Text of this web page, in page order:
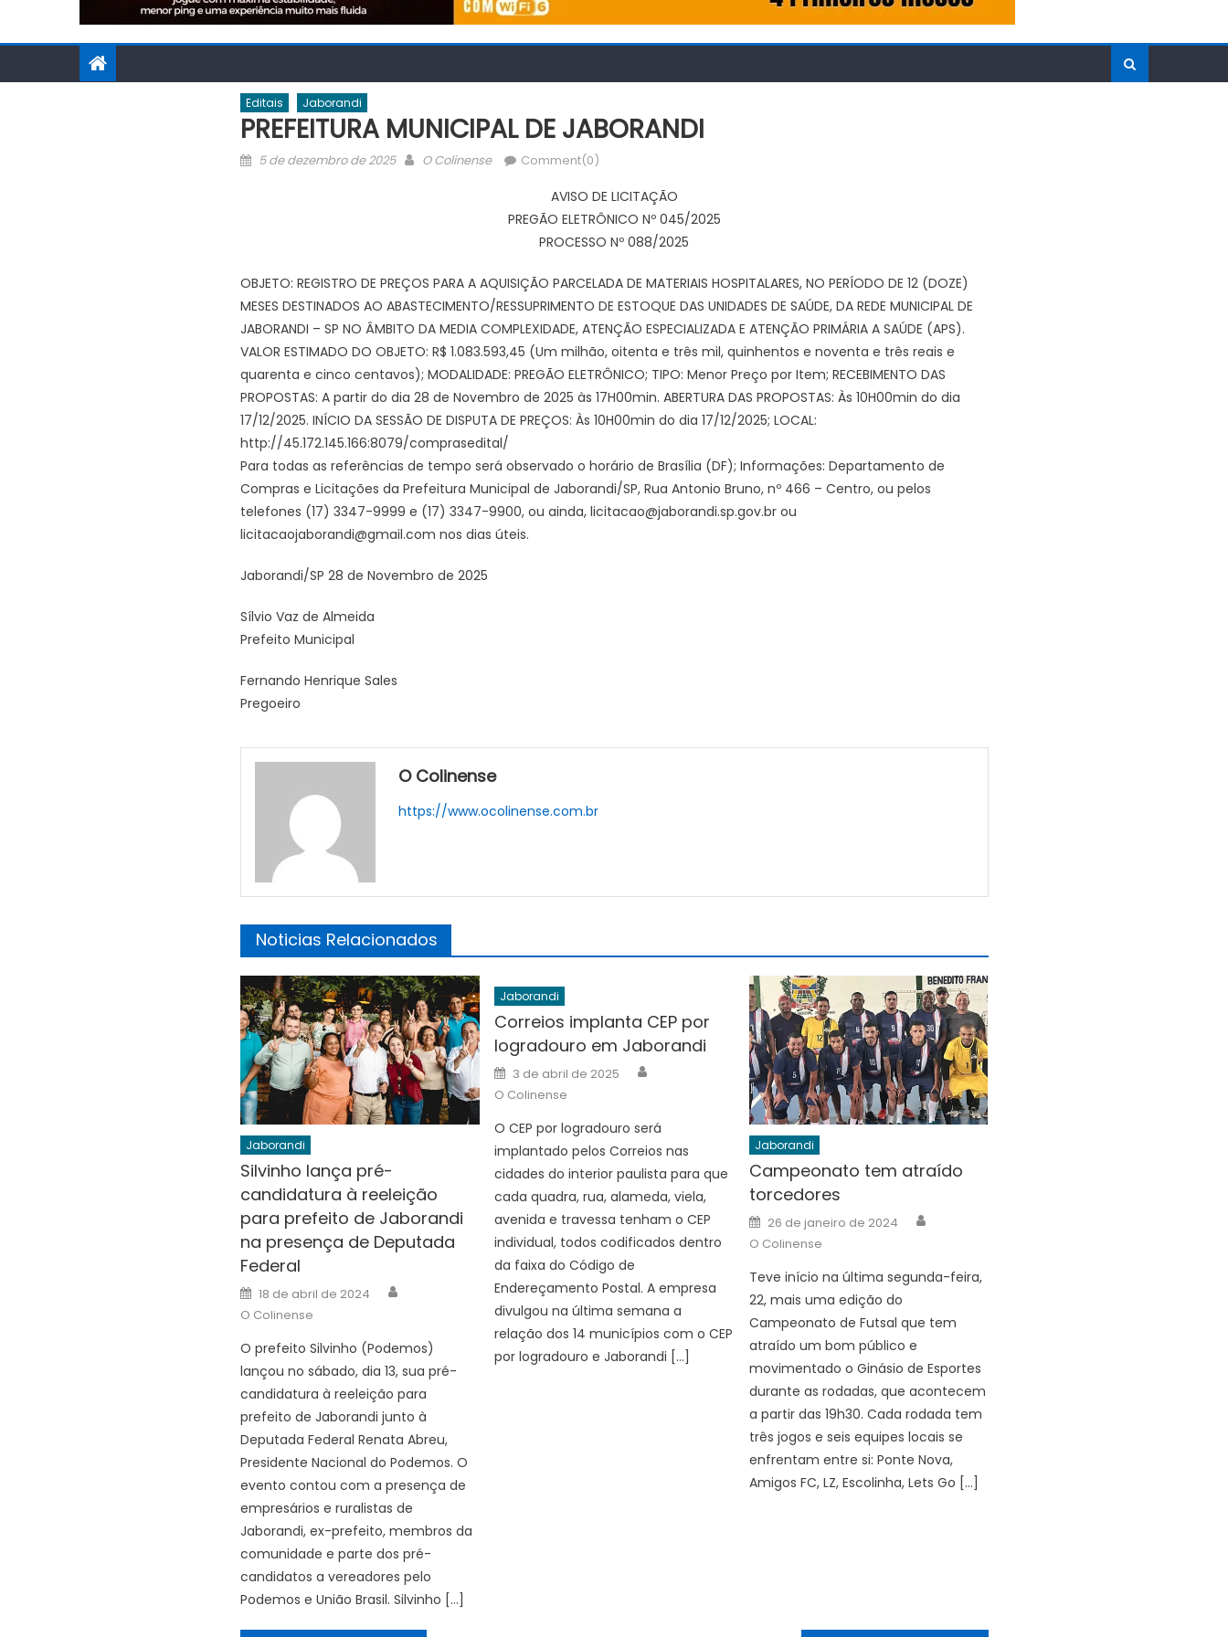
Editais Jaborandi
PREFEITURA MUNICIPAL DE JABORANDI
Posted
5 de dezembro de 2025 Author
O Colinense Comment(0)
AVISO DE LICITAÇÃO
PREGÃO ELETRÔNICO Nº 045/2025
PROCESSO Nº 088/2025
OBJETO: REGISTRO DE PREÇOS PARA A AQUISIÇÃO PARCELADA DE MATERIAIS HOSPITALARES, NO PERÍODO DE 12 (DOZE)
MESES DESTINADOS AO ABASTECIMENTO/RESSUPRIMENTO DE ESTOQUE DAS UNIDADES DE SAÚDE, DA REDE MUNICIPAL DE
JABORANDI – SP NO ÂMBITO DA MEDIA COMPLEXIDADE, ATENÇÃO ESPECIALIZADA E ATENÇÃO PRIMÁRIA A SAÚDE (APS).
VALOR ESTIMADO DO OBJETO: R$ 1.083.593,45 (Um milhão, oitenta e três mil, quinhentos e noventa e três reais e
quarenta e cinco centavos); MODALIDADE: PREGÃO ELETRÔNICO; TIPO: Menor Preço por Item; RECEBIMENTO DAS
PROPOSTAS: A partir do dia 28 de Novembro de 2025 às 17H00min. ABERTURA DAS PROPOSTAS: Às 10H00min do dia
17/12/2025. INÍCIO DA SESSÃO DE DISPUTA DE PREÇOS: Às 10H00min do dia 17/12/2025; LOCAL:
http://45.172.145.166:8079/comprasedital/
Para todas as referências de tempo será observado o horário de Brasília (DF); Informações: Departamento de
Compras e Licitações da Prefeitura Municipal de Jaborandi/SP, Rua Antonio Bruno, nº 466 – Centro, ou pelos
telefones (17) 3347-9999 e (17) 3347-9900, ou ainda, licitacao@jaborandi.sp.gov.br ou
licitacaojaborandi@gmail.com nos dias úteis.
Jaborandi/SP 28 de Novembro de 2025
Sílvio Vaz de Almeida
Prefeito Municipal
Fernando Henrique Sales
Pregoeiro
O Colinense
https://www.ocolinense.com.br
Noticias Relacionados
Jaborandi
Silvinho lança pré-
candidatura à reeleição
para prefeito de Jaborandi
na presença de Deputada
Federal
Posted
on
18 de abril de 2024
O Colinense
O prefeito Silvinho (Podemos)
lançou no sábado, dia 13, sua pré-
candidatura à reeleição para
prefeito de Jaborandi junto à
Deputada Federal Renata Abreu,
Presidente Nacional do Podemos. O
evento contou com a presença de
empresários e ruralistas de
Jaborandi, ex-prefeito, membros da
comunidade e parte dos pré-
candidatos a vereadores pelo
Podemos e União Brasil. Silvinho […]
Jaborandi
Correios implanta CEP por
logradouro em Jaborandi
Posted
on
3 de abril de 2025
O Colinense
O CEP por logradouro será
implantado pelos Correios nas
cidades do interior paulista para que
cada quadra, rua, alameda, viela,
avenida e travessa tenham o CEP
individual, todos codificados dentro
da faixa do Código de
Endereçamento Postal. A empresa
divulgou na última semana a
relação dos 14 municípios com o CEP
por logradouro e Jaborandi […]
Jaborandi
Campeonato tem atraído
torcedores
Posted
on
26 de janeiro de 2024
O Colinense
Teve início na última segunda-feira,
22, mais uma edição do
Campeonato de Futsal que tem
atraído um bom público e
movimentado o Ginásio de Esportes
durante as rodadas, que acontecem
a partir das 19h30. Cada rodada tem
três jogos e seis equipes locais se
enfrentam entre si: Ponte Nova,
Amigos FC, LZ, Escolinha, Lets Go […]